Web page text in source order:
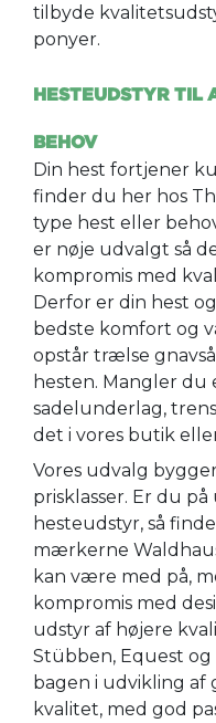
tilbyde
ponyer.
HESTEUDSTYR TIL
BEHOV
Din hest fortjener
finder du her hos
type hest eller
er nøje udvalgt så
kompromis med
Derfor er din hest
bedste komfort og
opstår trælse
hesten. Mangler
sadelunderlag,
det i vores butik
Vores udvalg
prisklasser. Er du
hesteudstyr, så
mærkerne
kan være med på,
kompromis med
udstyr af højere
Stübben, Equest og
bagen i udvikling af
kvalitet, med god